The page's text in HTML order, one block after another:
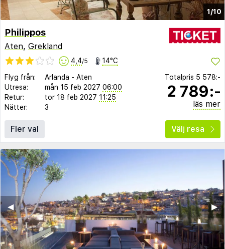
1/10
Philippos
Aten, Grekland
4,4/5 14°C
Flyg från: Arlanda - Aten
Utresa:
mån 15 feb 2027 06:00
Retur:
tor 18 feb 2027 11:25
Nätter:
3
Totalpris 5 578:-
2 789:-
läs mer
Fler val Välj resa
▶︎
◀︎